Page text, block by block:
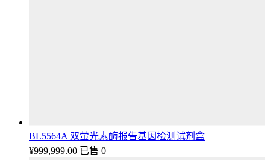
BL5564A 双萤光素酶报告基因检测试剂盒
¥999,999.00 已售 0